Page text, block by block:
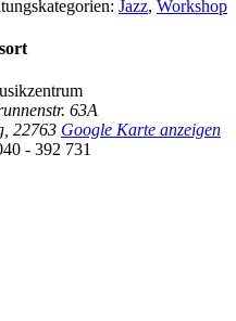
Jazz, Workshop
63A
22763 Google Karte anzeigen
- 392 731